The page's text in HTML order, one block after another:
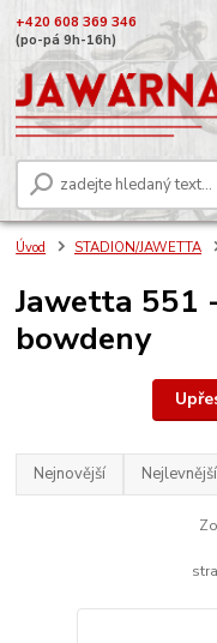
+420 608 369 346
(po-pá 9h-16h)
Úvod STADION/JAWETTA
Jawetta 551
bowdeny
Nejnovější Nejlevnější